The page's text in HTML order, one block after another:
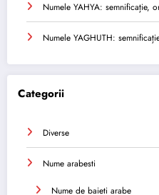
Numele YAHYA: semnificație,
Numele YAGHUTH:
Categorii
Diverse
Nume arabesti
Nume de baieti arabe